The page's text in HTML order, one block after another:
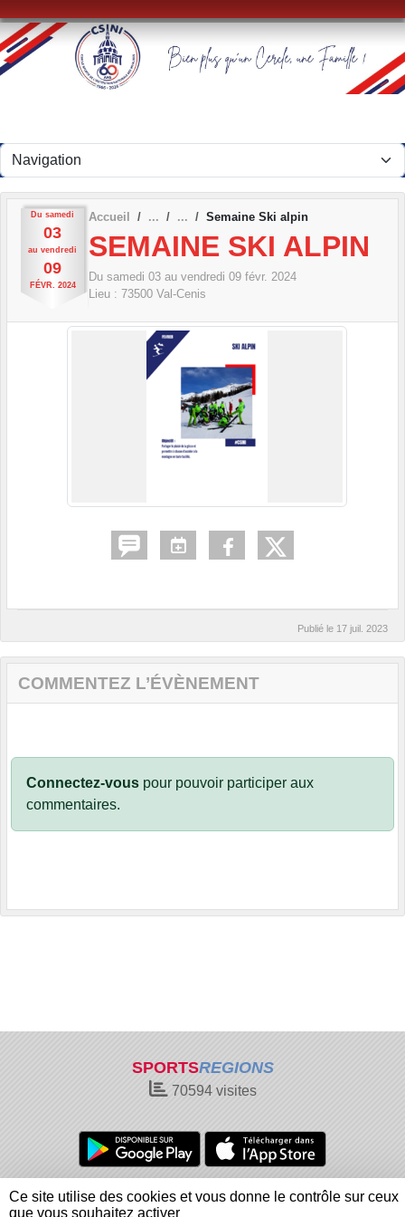
Du samedi
03
au vendredi
09
FÉVR. 2024
Accueil Semaine Ski alpin
SEMAINE SKI ALPIN
Du samedi 03 au vendredi 09 févr. 2024
Lieu : 73500 Val-Cenis
Publié le 17 juil. 2023
COMMENTEZ L’ÉVÈNEMENT
Connectez-vous pour pouvoir participer aux
commentaires.
SPORTSREGIONS
70594visites
Charte cookies
Gestion des cookies
Informations légales
Signaler un contenu inapproprié
Ce site utilise des cookies et vous donne le contrôle sur ceux
que vous souhaitez activer